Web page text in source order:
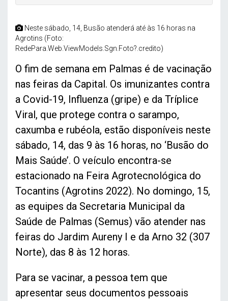
Neste sábado, 14, Busão atenderá até às 16 horas na
Agrotins (Foto:
RedePara.Web.ViewModels.Sgn.Foto?.credito)
O fim de semana em Palmas é de vacinação
nas feiras da Capital. Os imunizantes contra
a Covid-19, Influenza (gripe) e da Tríplice
Viral, que protege contra o sarampo,
caxumba e rubéola, estão disponíveis neste
sábado, 14, das 9 às 16 horas, no ‘Busão do
Mais Saúde’. O veículo encontra-se
estacionado na Feira Agrotecnológica do
Tocantins (Agrotins 2022). No domingo, 15,
as equipes da Secretaria Municipal da
Saúde de Palmas (Semus) vão atender nas
feiras do Jardim Aureny I e da Arno 32 (307
Norte), das 8 às 12 horas.
Para se vacinar, a pessoa tem que
apresentar seus documentos pessoais